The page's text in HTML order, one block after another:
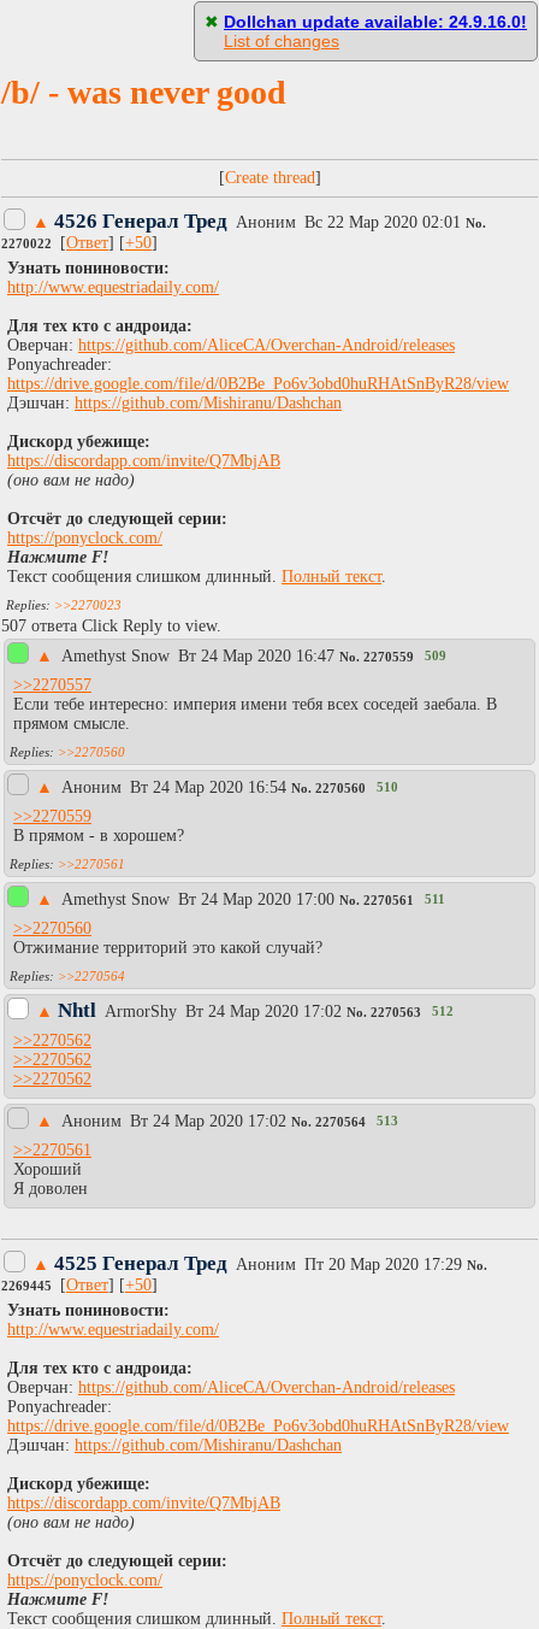
/b/ - was never good
✖ Dollchan update available: 24.9.16.0!
List of changes
[ ]
▲ 4526 Генерал Тред Аноним Вc 22 Мар 2020 02:01 No.
2270022
[Ответ] [+50]
Узнать пониновости:
http://www.equestriadaily.com/
Для тех кто с андроида:
Оверчан: https://github.com/AliceCA/Overchan-Android/releases
Ponyachreader:
https://drive.google.com/file/d/0B2Be_Po6v3obd0huRHAtSnByR28/view
Дэшчан: https://github.com/Mishiranu/Dashchan
Дискорд убежище:
https://discordapp.com/invite/Q7MbjAB
(оно вам не надо)
Отсчёт до следующей серии:
https://ponyclock.com/
Нажмите F!
Текст сообщения слишком длинный. Полный текст.
>>2270023
507 ответа Click Reply to view.
▲
Amethyst Snow Вт 24 Мар 2020 16:47 No. 2270559 509
>>2270557
Если тебе интересно: империя имени тебя всех соседей заебала. В
прямом смысле.
>>2270560
▲ Аноним Вт 24 Мар 2020 16:54 No. 2270560 510
>>2270559
В прямом - в хорошем?
>>2270561
▲ Amethyst Snow Вт 24 Мар 2020 17:00 No. 2270561 511
>>2270560
Отжимание территорий это какой случай?
>>2270564
▲ Nhtl АrmоrShy Вт 24 Мар 2020 17:02 No. 2270563 512
>>2270562
>>2270562
>>2270562
▲ Аноним Вт 24 Мар 2020 17:02 No. 2270564 513
>>2270561
Хороший
Я доволен
▲ 4525 Генерал Тред Аноним Пт 20 Мар 2020 17:29 No.
2269445
[Ответ] [+50]
Узнать пониновости:
http://www.equestriadaily.com/
Для тех кто с андроида:
Оверчан: https://github.com/AliceCA/Overchan-Android/releases
Ponyachreader:
https://drive.google.com/file/d/0B2Be_Po6v3obd0huRHAtSnByR28/view
Дэшчан: https://github.com/Mishiranu/Dashchan
Дискорд убежище:
https://discordapp.com/invite/Q7MbjAB
(оно вам не надо)
Отсчёт до следующей серии:
https://ponyclock.com/
Нажмите F!
Текст сообщения слишком длинный. Полный текст.